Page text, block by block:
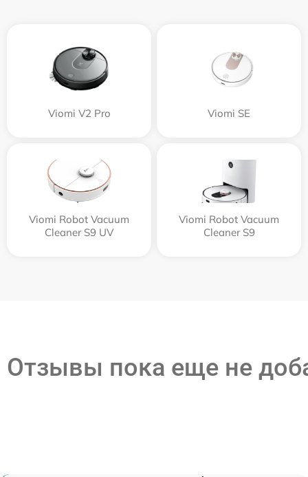
Viomi V2 Pro Viomi SE
Viomi Robot Vacuum
Cleaner S9 UV
Viomi Robot Vacuum
Cleaner S9
Отзывы пока еще не